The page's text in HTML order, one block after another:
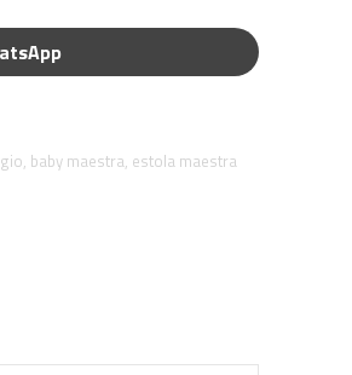
, baby maestra, estola maestra